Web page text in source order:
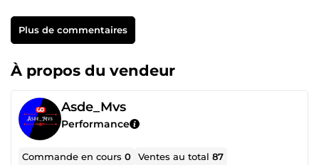
Plus de commentaires
À propos du vendeur
Asde_Mvs
Performance
Commande en cours0 Ventes au total87